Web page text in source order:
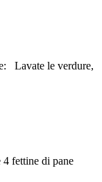
Lavate le verdure,
4 fettine di pane